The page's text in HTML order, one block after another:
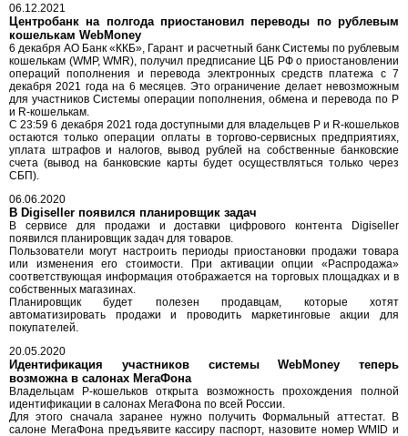
06.12.2021
Центробанк на полгода приостановил переводы по рублевым
кошелькам WebMoney
6 декабря АО Банк «ККБ», Гарант и расчетный банк Системы по рублевым
кошелькам (WMP, WMR), получил предписание ЦБ РФ о приостановлении
операций пополнения и перевода электронных средств платежа с 7
декабря 2021 года на 6 месяцев. Это ограничение делает невозможным
для участников Системы операции пополнения, обмена и перевода по P
и R-кошелькам.
С 23:59 6 декабря 2021 года доступными для владельцев P и R-кошельков
остаются только операции оплаты в торгово-сервисных предприятиях,
уплата штрафов и налогов, вывод рублей на собственные банковские
счета (вывод на банковские карты будет осуществляться только через
СБП).
06.06.2020
В Digiseller появился планировщик задач
В сервисе для продажи и доставки цифрового контента Digiseller
появился планировщик задач для товаров.
Пользователи могут настроить периоды приостановки продажи товара
или изменения его стоимости. При активации опции «Распродажа»
соответствующая информация отображается на торговых площадках и в
собственных магазинах.
Планировщик будет полезен продавцам, которые хотят
автоматизировать продажи и проводить маркетинговые акции для
покупателей.
20.05.2020
Идентификация участников системы WebMoney теперь
возможна в салонах МегаФона
Владельцам P-кошельков открыта возможность прохождения полной
идентификации в салонах МегаФона по всей России.
Для этого сначала заранее нужно получить Формальный аттестат. В
салоне МегаФона предъявите кассиру паспорт, назовите номер WMID и